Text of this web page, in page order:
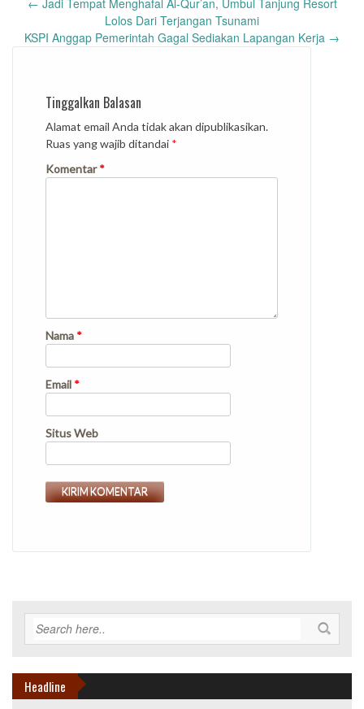
← Jadi Tempat Menghafal Al-Qur’an, Umbul Tanjung Resort
Lolos Dari Terjangan Tsunami
KSPI Anggap Pemerintah Gagal Sediakan Lapangan Kerja →
Tinggalkan Balasan
Alamat email Anda tidak akan dipublikasikan.
Ruas yang wajib ditandai *
Komentar*
Nama *
Email *
Situs Web
Headline